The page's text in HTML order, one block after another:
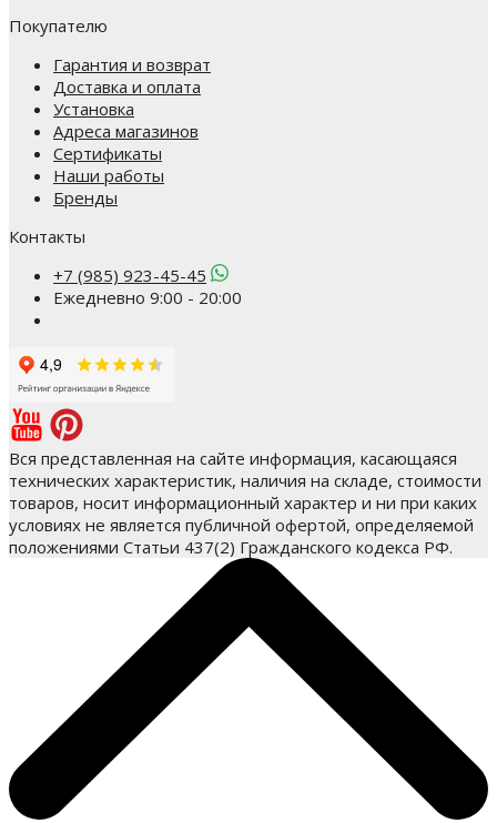
Покупателю
Гарантия и возврат
Доставка и оплата
Установка
Адреса магазинов
Сертификаты
Наши работы
Бренды
Контакты
+7 (985) 923-45-45
Ежедневно 9:00 - 20:00
Вся представленная на сайте информация, касающаяся
технических характеристик, наличия на складе, стоимости
товаров, носит информационный характер и ни при каких
условиях не является публичной офертой, определяемой
положениями Статьи 437(2) Гражданского кодекса РФ.